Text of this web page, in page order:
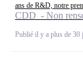
ans de R&D, notre
CDD - Non
Publié il y a plus de 30